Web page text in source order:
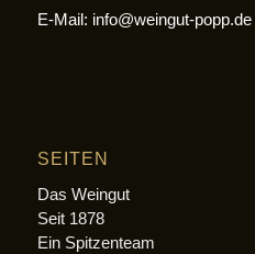
E-Mail: info@weingut-popp.de
SEITEN
Das Weingut
Seit 1878
Ein Spitzenteam